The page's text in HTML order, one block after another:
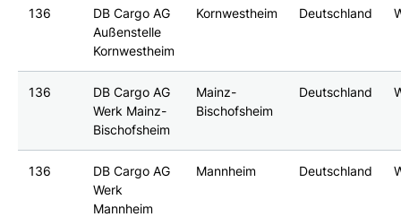
136
DB Cargo AG
Außenstelle
Kornwestheim
Kornwestheim Deutschland
136
DB Cargo AG
Werk Mainz-
Bischofsheim
Mainz-
Bischofsheim
Deutschland
136
DB Cargo AG
Werk
Mannheim
Mannheim Deutschland